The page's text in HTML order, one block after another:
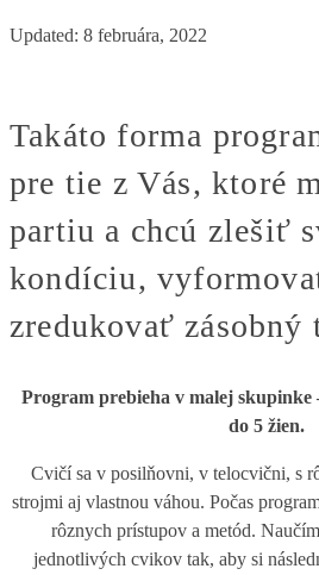
Updated: 8 februára, 2022
Takáto forma
pre tie z Vás, ktoré
partiu a chcú zlešiť
kondíciu,
zredukovať zásobný
Program prebieha v malej skupinke
do 5 žien.
Cvičí sa v posilňovni, v telocvični, s
strojmi aj vlastnou váhou. Počas
rôznych prístupov a metód.
jednotlivých cvikov tak, aby si